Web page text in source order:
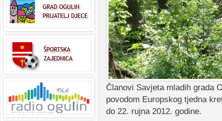
Članovi Savjeta mladih grada
povodom Europskog tjedna
do 22. rujna 2012. godine.